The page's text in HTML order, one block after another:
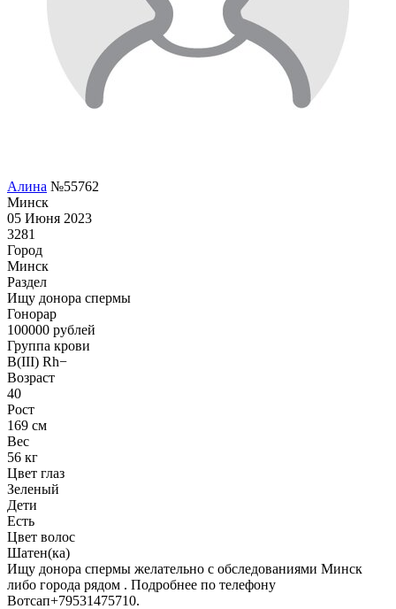
Алина №55762
Минск
05 Июня 2023
3281
Город
Минск
Раздел
Ищу донора спермы
Гонoрар
100000 рублей
Группа крови
B(III) Rh−
Возраст
40
Рост
169 см
Вес
56 кг
Цвет глаз
Зеленый
Дети
Есть
Цвет волос
Шатен(ка)
Ищу донора спермы желательно с обследованиями Минск
либо города рядом . Подробнее по телефону
Вотсап+79531475710.